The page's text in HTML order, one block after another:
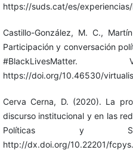
https://suds.cat/es/
Castillo-González, M. C.,
Participación y conversación
https://doi.org/10.46530/
Cerva Cerna, D. (2020). La
discurso institucional y en las
Políticas y
http://dx.doi.org/10.22201/